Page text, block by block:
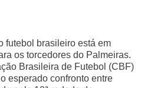
futebol brasileiro está em
os torcedores do Palmeiras.
Brasileira de Futebol (CBF)
esperado confronto entre